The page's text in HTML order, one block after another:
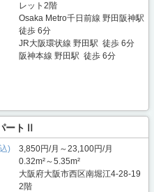
レット2階
Osaka Metro千日前線 野田阪神駅
徒歩 6分
JR大阪環状線 野田駅 徒歩 6分
阪神本線 野田駅 徒歩 6分
ートⅡ
)
3,850円/月～23,100円/月
0.32m²～5.35m²
大阪府大阪市西区南堀江4-28-19
2階